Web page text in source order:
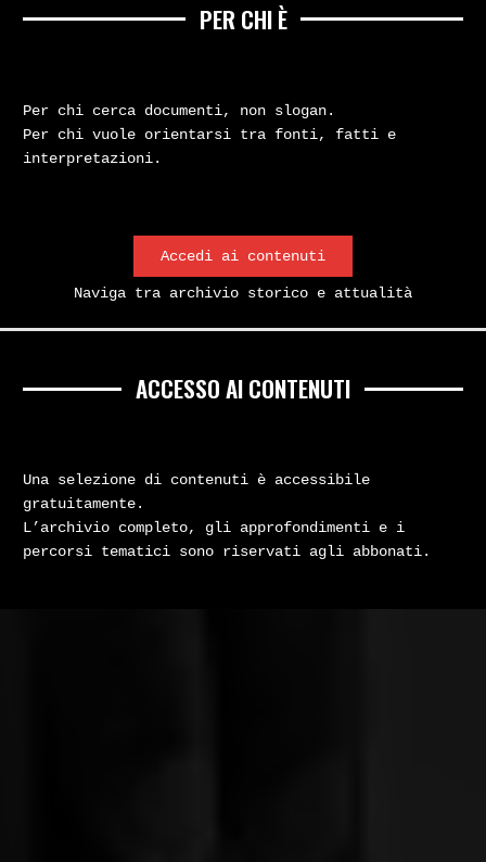
PER CHI È
Per chi cerca documenti, non slogan.
Per chi vuole orientarsi tra fonti, fatti e
interpretazioni.
Accedi ai contenuti
Naviga tra archivio storico e attualità
ACCESSO AI CONTENUTI
Una selezione di contenuti è accessibile
gratuitamente.
L’archivio completo, gli approfondimenti e i
percorsi tematici sono riservati agli abbonati.